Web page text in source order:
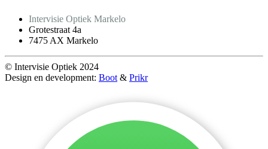
Intervisie Optiek Markelo
Grotestraat 4a
7475 AX Markelo
© Intervisie Optiek 2024
Design en development: Boot & Prikr